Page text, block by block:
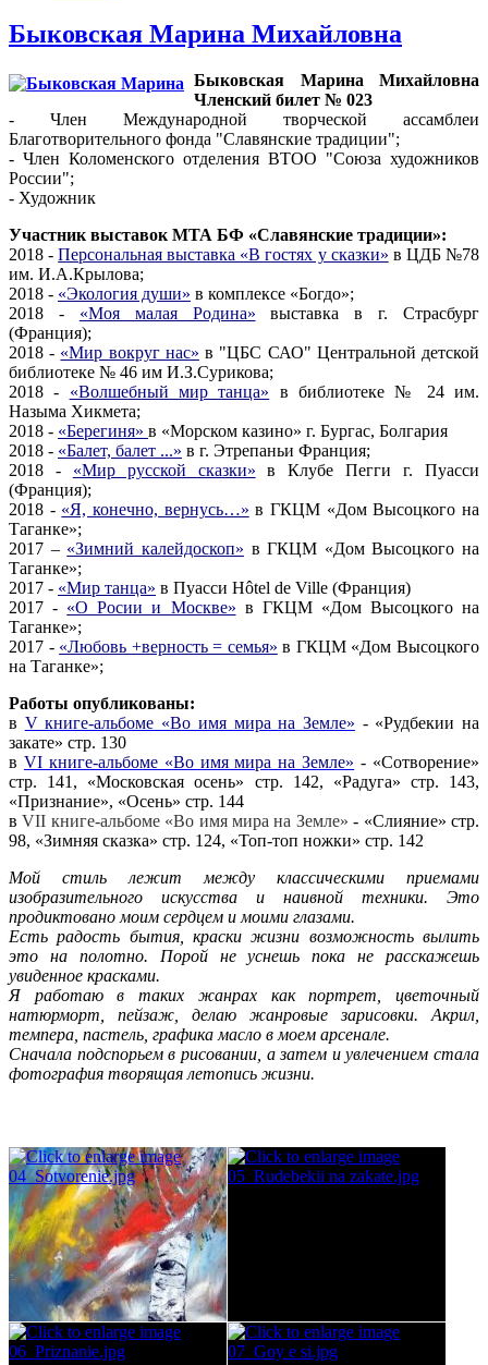
Быковская Марина Михайловна
Быковская Марина Михайловна
Членский билет № 023
- Член Международной творческой ассамблеи
Благотворительного фонда "Славянские традиции";
- Член Коломенского отделения ВТОО "Союза художников
России";
- Художник
Участник выставок МТА БФ «Славянские традиции»:
2018 -Персональная выставка «В гостях у сказки» в ЦДБ №78
им. И.А.Крылова;
2018 - «Экология души» в комплексе «Богдо»;
2018 - «Моя малая Родина» выставка в г. Страсбург
(Франция);
2018 - «Мир вокруг нас» в "ЦБС САО" Центральной детской
библиотеке № 46 им И.З.Сурикова;
2018 - «Волшебный мир танца» в библиотеке № 24 им.
Назыма Хикмета;
2018 - «Берегиня» в «Морском казино» г. Бургас, Болгария
2018 - «Балет, балет ...» в г. Этрепаньи Франция;
2018 - «Мир русской сказки» в Клубе Пегги г. Пуасси
(Франция);
2018 - «Я, конечно, вернусь…» в ГКЦМ «Дом Высоцкого на
Таганке»;
2017 – «Зимний калейдоскоп» в ГКЦМ «Дом Высоцкого на
Таганке»;
2017 - «Мир танца» в Пуасси Hôtel de Ville (Франция)
2017 - «О Росии и Москве» в ГКЦМ «Дом Высоцкого на
Таганке»;
2017 - «Любовь +верность = семья» в ГКЦМ «Дом Высоцкого
на Таганке»;
Работы опубликованы:
в V книге-альбоме «Во имя мира на Земле» - «Рудбекии на
закате» стр. 130
в VI книге-альбоме «Во имя мира на Земле» - «Сотворение»
стр. 141, «Московская осень» стр. 142, «Радуга» стр. 143,
«Признание», «Осень» стр. 144
вVII книге-альбоме «Во имя мира на Земле» - «Слияние» стр.
98, «Зимняя сказка» стр. 124, «Топ-топ ножки» стр. 142
Мой стиль лежит между классическими приемами
изобразительного искусства и наивной техники. Это
продиктовано моим сердцем и моими глазами.
Есть радость бытия, краски жизни возможность вылить
это на полотно. Порой не уснешь пока не расскажешь
увиденное красками.
Я работаю в таких жанрах как портрет, цветочный
натюрморт, пейзаж, делаю жанровые зарисовки. Акрил,
темпера, пастель, графика масло в моем арсенале.
Сначала подспорьем в рисовании, а затем и увлечением стала
фотография творящая летопись жизни.